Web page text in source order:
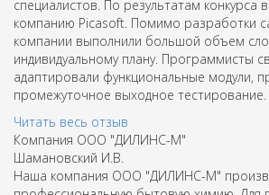
специалистов. По результатам конкурса
компанию Picasoft. Помимо разработки
компании выполнили большой объем
индивидуальному плану. Программисты
адаптировали функциональные модули,
промежуточное выходное тестирование.
Читать весь отзыв
Компания ООО "ДИЛИНС-М"
Шамановский И.В.
Наша компания ООО "ДИЛИНС-М"